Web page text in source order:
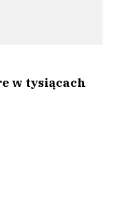
w tysiącach